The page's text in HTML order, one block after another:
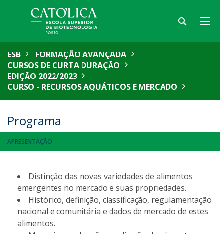
ESB
FORMAÇÃO AVANÇADA
CURSOS DE CURTA DURAÇÃO
EDIÇÃO 2022/2023
CURSO - RECURSOS AQUÁTICOS E MERCADO
Programa
APRESENTAÇÃO
Distinção das novas variedades de alimentos
emergentes no mercado e suas propriedades.
Histórico, definição, classificação, regulamentação
nacional e comunitária e dados de mercado de estes
alimentos.